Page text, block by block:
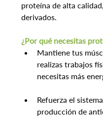
proteína de alta
derivados.
¿Por qué necesitas
Mantiene tus
realizas trabajos
necesitas más
Refuerza el
producción de